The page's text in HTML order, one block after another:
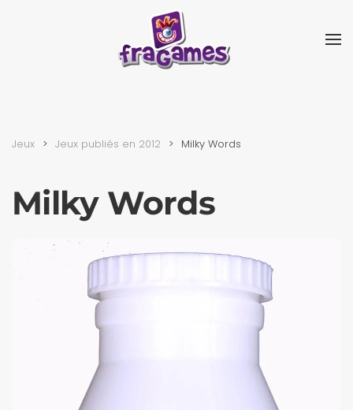
Skip to main content
Jeux Jeux publiés en 2012 Milky Words
Milky Words